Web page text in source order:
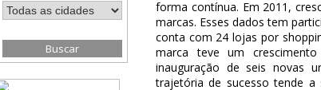
forma contínua. Em 2011,
marcas. Esses dados tem
conta com 24 lojas por
marca teve um
inauguração de seis novas
trajetória de sucesso tende